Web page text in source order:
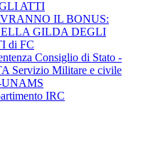
ATTI
IL BONUS:
GILDA DEGLI
di FC
Consiglio di Stato -
Servizio Militare e civile
IRC